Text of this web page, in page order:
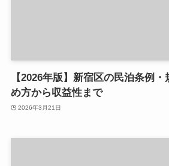
【2026年版】新宿区の民泊条例
め方から収益性まで
2026年3月21日